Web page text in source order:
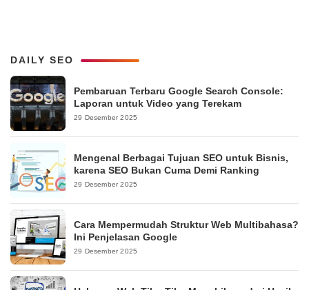
DAILY SEO
Pembaruan Terbaru Google Search Console:
Laporan untuk Video yang Terekam
29 Desember 2025
Mengenal Berbagai Tujuan SEO untuk Bisnis,
karena SEO Bukan Cuma Demi Ranking
29 Desember 2025
Cara Mempermudah Struktur Web Multibahasa?
Ini Penjelasan Google
29 Desember 2025